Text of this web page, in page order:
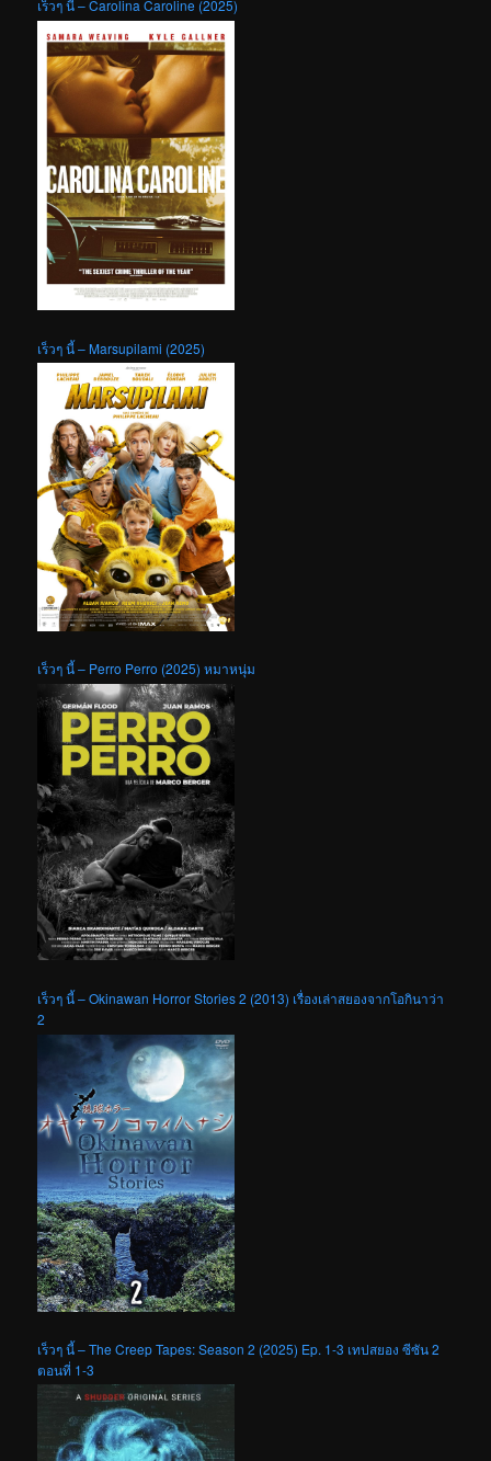
เร็วๆ นี้ – Carolina Caroline (2025)
เร็วๆ นี้ – Marsupilami (2025)
เร็วๆ นี้ – Perro Perro (2025) หมาหนุ่ม
เร็วๆ นี้ – Okinawan Horror Stories 2 (2013) เรื่องเล่าสยองจากโอกินาว่า
2
เร็วๆ นี้ – The Creep Tapes: Season 2 (2025) Ep. 1-3 เทปสยอง ซีซัน 2
ตอนที่ 1-3